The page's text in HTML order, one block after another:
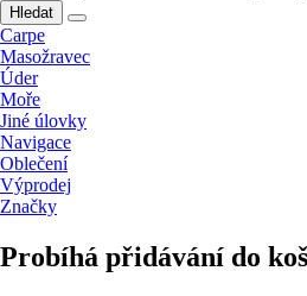
Hledat
Carpe
Masožravec
Úder
Moře
Jiné úlovky
Navigace
Oblečení
Výprodej
Značky
Probíhá přidávání do